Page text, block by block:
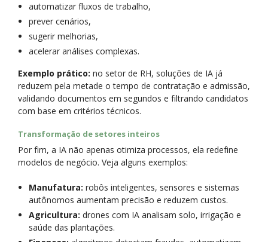
automatizar fluxos de trabalho,
prever cenários,
sugerir melhorias,
acelerar análises complexas.
Exemplo prático: no setor de RH, soluções de IA já
reduzem pela metade o tempo de contratação e admissão,
validando documentos em segundos e filtrando candidatos
com base em critérios técnicos.
Transformação de setores inteiros
Por fim, a IA não apenas otimiza processos, ela redefine
modelos de negócio. Veja alguns exemplos:
Manufatura: robôs inteligentes, sensores e sistemas
autônomos aumentam precisão e reduzem custos.
Agricultura: drones com IA analisam solo, irrigação e
saúde das plantações.